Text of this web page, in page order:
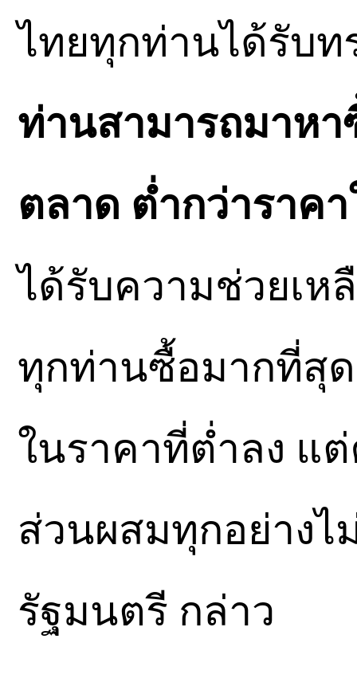
ไทยทุกท่านได้รับท
ท่านสามารถมาหา
ตลาด ต่ำกว่าราค
ได้รับความช่วยเห
ทุกท่านซื้อมากที่สุ
ในราคาที่ต่ำลง แ
ส่วนผสมทุกอย่างไ
รัฐมนตรี กล่าว